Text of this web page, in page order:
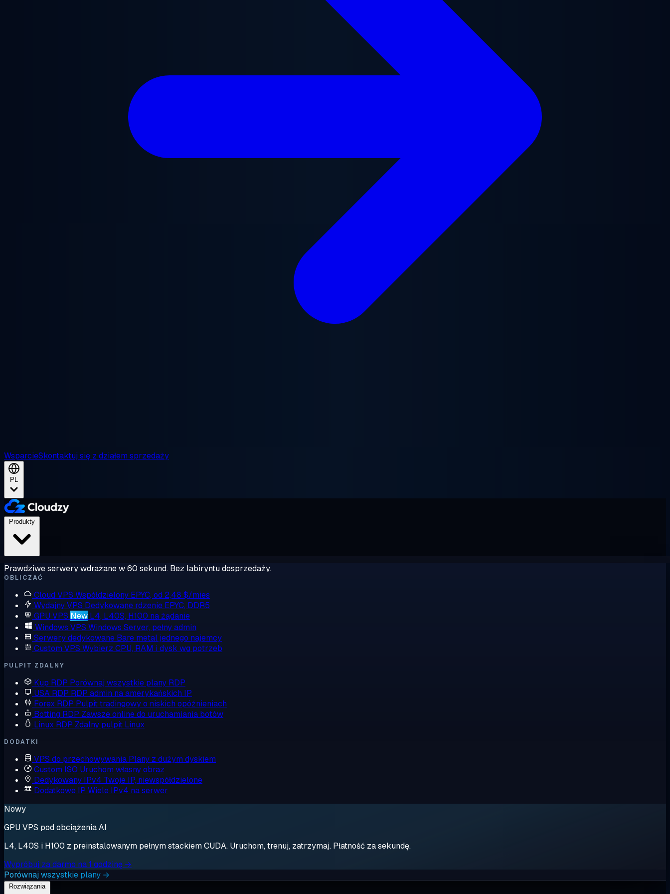
WsparcieSkontaktuj się z działem sprzedaży
PL
Prawdziwe serwery wdrażane w 60 sekund. Bez labiryntu dosprzedaży.
OBLICZAĆ
Cloud VPS Współdzielony EPYC, od 2,48 $/mies
Wydajny VPS Dedykowane rdzenie EPYC, DDR5
GPU VPS New L4, L40S, H100 na żądanie
Windows VPS Windows Server, pełny admin
Serwery dedykowane Bare metal jednego najemcy
Custom VPS Wybierz CPU, RAM i dysk wg potrzeb
PULPIT ZDALNY
Kup RDP Porównaj wszystkie plany RDP
USA RDP RDP admin na amerykańskich IP
Forex RDP Pulpit tradingowy o niskich opóźnieniach
Botting RDP Zawsze online do uruchamiania botów
Linux RDP Zdalny pulpit Linux
DODATKI
VPS do przechowywania Plany z dużym dyskiem
Custom ISO Uruchom własny obraz
Dedykowany IPv4 Twoje IP, niewspółdzielone
Dodatkowe IP Wiele IPv4 na serwer
Nowy
GPU VPS pod obciążenia AI
L4, L40S i H100 z preinstalowanym pełnym stackiem CUDA. Uruchom, trenuj, zatrzymaj. Płatność za sekundę.
Wypróbuj za darmo na 1 godzinę →
Porównaj wszystkie plany →
Rozwiązania